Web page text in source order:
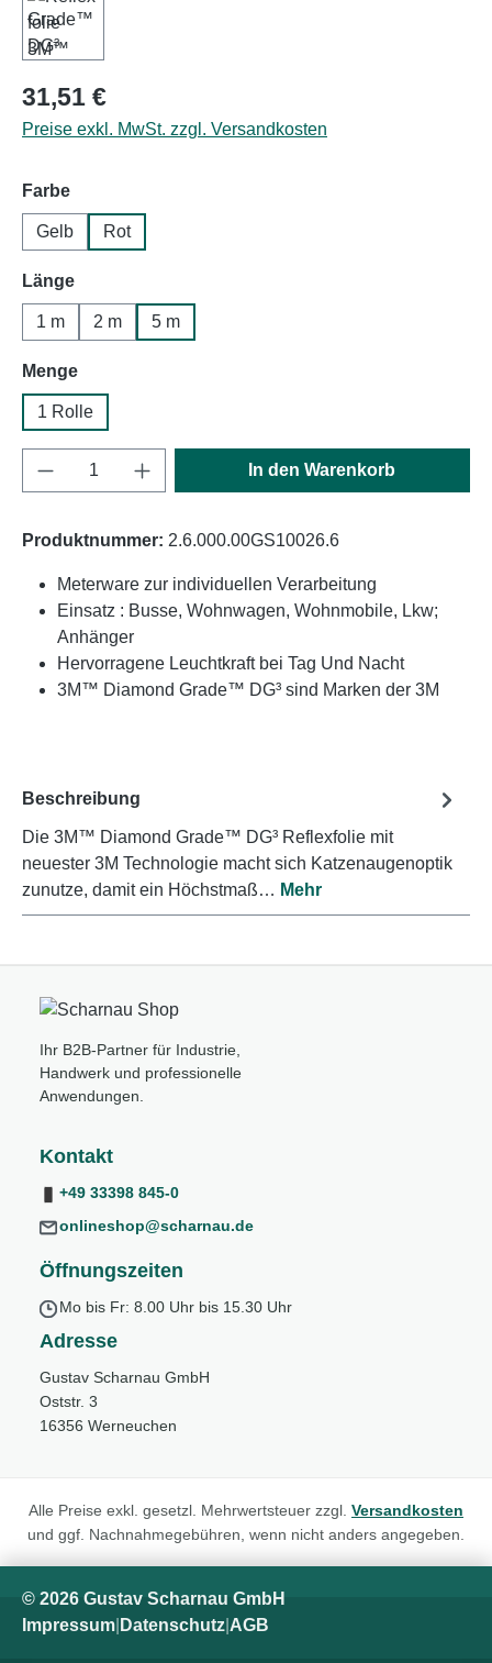
Regulärer Preis:
31,51 €
Preise exkl. MwSt. zzgl. Versandkosten
Farbeauswählen
Gelb Rot
Längeauswählen
1 m 2 m 5 m
Mengeauswählen
1 Rolle
Produkt Anzahl: Gib den gewünschten
In den Warenkorb
Produktnummer: 2.6.000.00GS10026.6
Meterware zur individuellen Verarbeitung
Einsatz : Busse, Wohnwagen, Wohnmobile, Lkw;
Anhänger
Hervorragene Leuchtkraft bei Tag Und Nacht
3M™ Diamond Grade™ DG³ sind Marken der 3M
Beschreibung
Die 3M™ Diamond Grade™ DG³ Reflexfolie mit
neuester 3M Technologie macht sich Katzenaugenoptik
zunutze, damit ein Höchstmaß… Mehr
Ihr B2B-Partner für Industrie,
Handwerk und professionelle
Anwendungen.
Kontakt
+49 33398 845-0
onlineshop@scharnau.de
Öffnungszeiten
Mo bis Fr: 8.00 Uhr bis 15.30 Uhr
Adresse
Gustav Scharnau GmbH
Oststr. 3
16356 Werneuchen
Alle Preise exkl. gesetzl. Mehrwertsteuer zzgl. Versandkosten
und ggf. Nachnahmegebühren, wenn nicht anders angegeben.
© 2026 Gustav Scharnau GmbH
Impressum Datenschutz AGB